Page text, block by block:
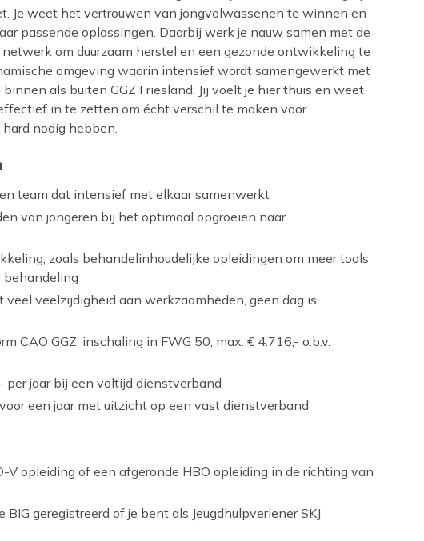
Je weet het vertrouwen van jongvolwassenen te winnen en
passende oplossingen. Daarbij werk je nauw samen met de
om duurzaam herstel en een gezonde ontwikkeling te
omgeving waarin intensief wordt samengewerkt met
als buiten GGZ Friesland. Jij voelt je hier thuis en weet
in te zetten om écht verschil te maken voor
nodig hebben.
team dat intensief met elkaar samenwerkt
van jongeren bij het optimaal opgroeien naar
zoals behandelinhoudelijke opleidingen om meer tools
veel veelzijdigheid aan werkzaamheden, geen dag is
CAO GGZ, inschaling in FWG 50, max. € 4.716,- o.b.v.
per jaar bij een voltijd dienstverband
een jaar met uitzicht op een vast dienstverband
V opleiding of een afgeronde HBO opleiding in de richting van
BIG geregistreerd of je bent als Jeugdhulpverlener SKJ